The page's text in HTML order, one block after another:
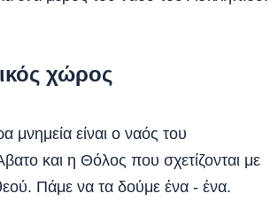
χώρος
μνημεία είναι ο ναός του
και η Θόλος που σχετίζονται με
Πάμε να τα δούμε ένα - ένα.